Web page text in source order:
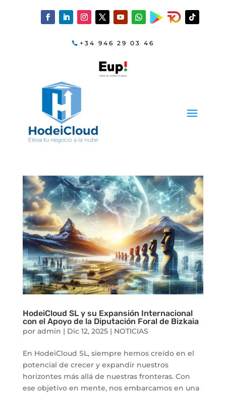
+34 946 29 03 46
HodeiCloud SL y su Expansión Internacional
con el Apoyo de la Diputación Foral de Bizkaia
por admin | Dic 12, 2025| NOTICIAS
En HodeiCloud SL, siempre hemos creído en el
potencial de crecer y expandir nuestros
horizontes más allá de nuestras fronteras. Con
ese objetivo en mente, nos embarcamos en una